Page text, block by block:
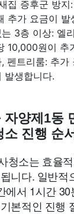
집 증후군 방
추가 요금이 발
3층 이상: 엘
10,000원이 추
펜트리룸: 추가
발생합니다.
자양제1동
진행 순서
청소는 효율
니다. 일반적
에서 1시간
본적인 진행